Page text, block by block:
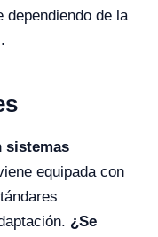
dependiendo de la
sistemas
equipada con
¿Se